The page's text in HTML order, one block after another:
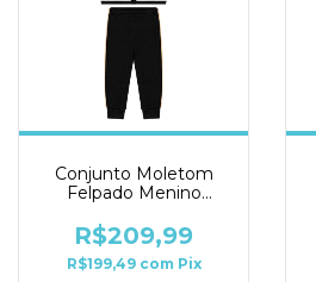
Conjunto Moletom
Felpado Menino
R$209,99
R$199,49 com Pix